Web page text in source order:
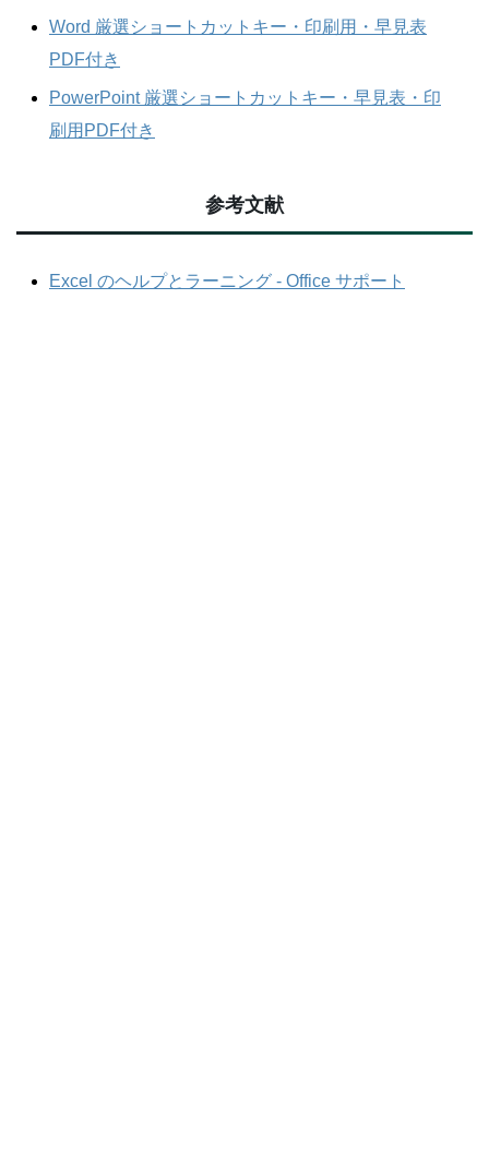
Word 厳選ショートカットキー・印刷用・早見表
PDF付き
PowerPoint 厳選ショートカットキー・早見表・印
刷用PDF付き
参考文献
Excel のヘルプとラーニング - Office サポート